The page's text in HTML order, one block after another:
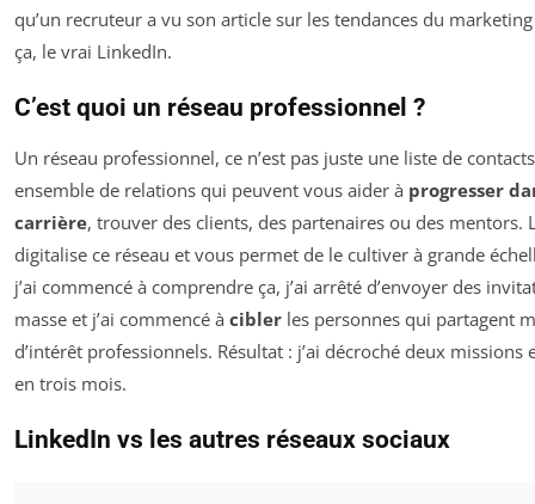
qu’un recruteur a vu son article sur les tendances du marketing
ça, le vrai LinkedIn.
C’est quoi un réseau professionnel ?
Un réseau professionnel, ce n’est pas juste une liste de
ensemble de relations qui peuvent vous aider à progresser
carrière, trouver des clients, des partenaires ou des mentors.
digitalise ce réseau et vous permet de le cultiver à grande
j’ai commencé à comprendre ça, j’ai arrêté d’envoyer des
masse et j’ai commencé à cibler les personnes qui partagent
d’intérêt professionnels. Résultat : j’ai décroché deux missions
en trois mois.
LinkedIn vs les autres réseaux sociaux